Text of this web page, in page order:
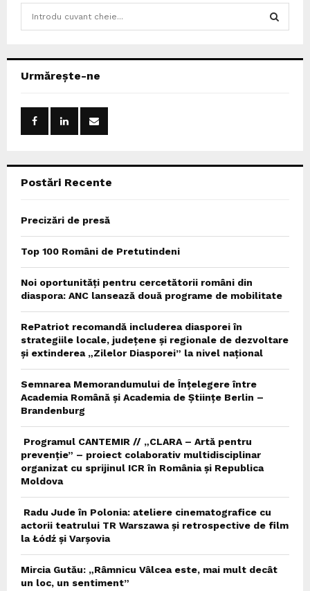
h
Urmărește-ne
Postări Recente
Precizări de presă
Top 100 Români de Pretutindeni
Noi oportunități pentru cercetătorii români din
diaspora: ANC lansează două programe de mobilitate
RePatriot recomandă includerea diasporei în
strategiile locale, județene și regionale de dezvoltare
și extinderea „Zilelor Diasporei” la nivel național
Semnarea Memorandumului de Înțelegere între
Academia Română și Academia de Științe Berlin –
Brandenburg
Programul CANTEMIR // „CLARA – Artă pentru
prevenție” – proiect colaborativ multidisciplinar
organizat cu sprijinul ICR în România și Republica
Moldova
Radu Jude în Polonia: ateliere cinematografice cu
actorii teatrului TR Warszawa și retrospective de film
la Łódź și Varșovia
Mircia Gutău: „Râmnicu Vâlcea este, mai mult decât
un loc, un sentiment”